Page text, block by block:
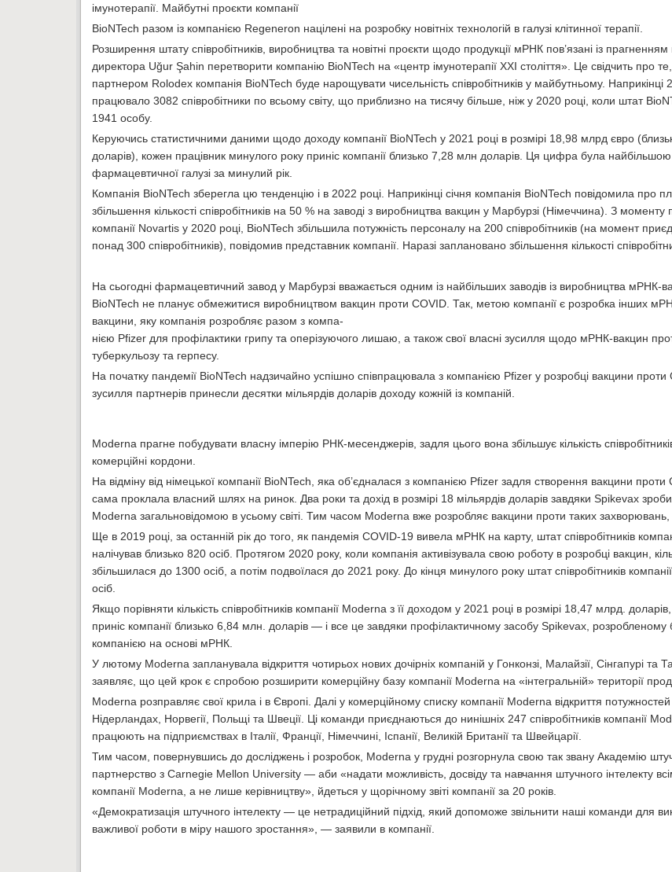
імунотерапії. Майбутні проєкти компанії
BioNTech разом із компанією Regeneron націлені на розробку новітніх технологій в галузі клітинної терапії.
Розширення штату співробітників, виробництва та новітні проєкти щодо продукції мРНК пов’язані із
директора Uğur Şahin перетворити компанію BioNTech на «центр імунотерапії XXI століття». Це свідчить про
партнером Rolodex компанія BioNTech буде нарощувати чисельність співробітників у майбутньому. Наприкінці
працювало 3082 співробітники по всьому світу, що приблизно на тисячу більше, ніж у 2020 році, коли штат
1941 особу.
Керуючись статистичними даними щодо доходу компанії BioNTech у 2021 році в розмірі 18,98 млрд євро
доларів), кожен працівник минулого року приніс компанії близько 7,28 млн доларів. Ця цифра була
фармацевтичної галузі за минулий рік.
Компанія BioNTech зберегла цю тенденцію і в 2022 році. Наприкінці січня компанія BioNTech повідомила про
збільшення кількості співробітників на 50 % на заводі з виробництва вакцин у Марбурзі (Німеччина). З моменту
компанії Novartis у 2020 році, BioNTech збільшила потужність персоналу на 200 співробітників (на момент
понад 300 співробітників), повідомив представник компанії. Наразі заплановано збільшення кількості
На сьогодні фармацевтичний завод у Марбурзі вважається одним із найбільших заводів із виробництва мРНК-
BioNTech не планує обмежитися виробництвом вакцин проти COVID. Так, метою компанії є розробка інших
вакцини, яку компанія розробляє разом з компа-
нією Pfizer для профілактики грипу та оперізуючого лишаю, а також свої власні зусилля щодо мРНК-вакцин
туберкульозу та герпесу.
На початку пандемії BioNTech надзичайно успішно співпрацювала з компанією Pfizer у розробці вакцини проти
зусилля партнерів принесли десятки мільярдів доларів доходу кожній із компаній.
Moderna прагне побудувати власну імперію РНК-месенджерів, задля цього вона збільшує кількість
комерційні кордони.
На відміну від німецької компанії BioNTech, яка об’єдналася з компанією Pfizer задля створення вакцини
сама проклала власний шлях на ринок. Два роки та дохід в розмірі 18 мільярдів доларів завдяки Spikevax
Moderna загальновідомою в усьому світі. Тим часом Moderna вже розробляє вакцини проти таких захворювань,
Ще в 2019 році, за останній рік до того, як пандемія COVID-19 вивела мРНК на карту, штат співробітників
налічував близько 820 осіб. Протягом 2020 року, коли компанія активізувала свою роботу в розробці вакцин,
збільшилася до 1300 осіб, а потім подвоїлася до 2021 року. До кінця минулого року штат співробітників
осіб.
Якщо порівняти кількість співробітників компанії Moderna з її доходом у 2021 році в розмірі 18,47 млрд.
приніс компанії близько 6,84 млн. доларів — і все це завдяки профілактичному засобу Spikevax, розробленому
компанією на основі мРНК.
У лютому Moderna запланувала відкриття чотирьох нових дочірніх компаній у Гонконзі, Малайзії, Сінгапурі та
заявляє, що цей крок є спробою розширити комерційну базу компанії Moderna на «інтегральній» території
Moderna розправляє свої крила і в Європі. Далі у комерційному списку компанії Moderna відкриття потужностей
Нідерландах, Норвегії, Польщі та Швеції. Ці команди приєднаються до нинішніх 247 співробітників компанії
працюють на підприємствах в Італії, Франції, Німеччині, Іспанії, Великій Британії та Швейцарії.
Тим часом, повернувшись до досліджень і розробок, Moderna у грудні розгорнула свою так звану Академію
партнерство з Carnegie Mellon University — аби «надати можливість, досвіду та навчання штучного інтелекту
компанії Moderna, а не лише керівництву», йдеться у щорічному звіті компанії за 20 років.
«Демократизація штучного інтелекту — це нетрадиційний підхід, який допоможе звільнити наші команди для
важливої роботи в міру нашого зростання», — заявили в компанії.